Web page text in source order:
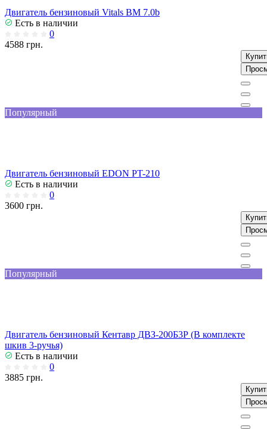
Двигатель бензиновый Vitals BM 7.0b
Есть в наличии
0
4588 грн.
Популярный
Двигатель бензиновый EDON PT-210
Есть в наличии
0
3600 грн.
Популярный
Двигатель бензиновый Кентавр ДВЗ-200Б3Р (В комплекте
шкив 3-ручья)
Есть в наличии
0
3885 грн.